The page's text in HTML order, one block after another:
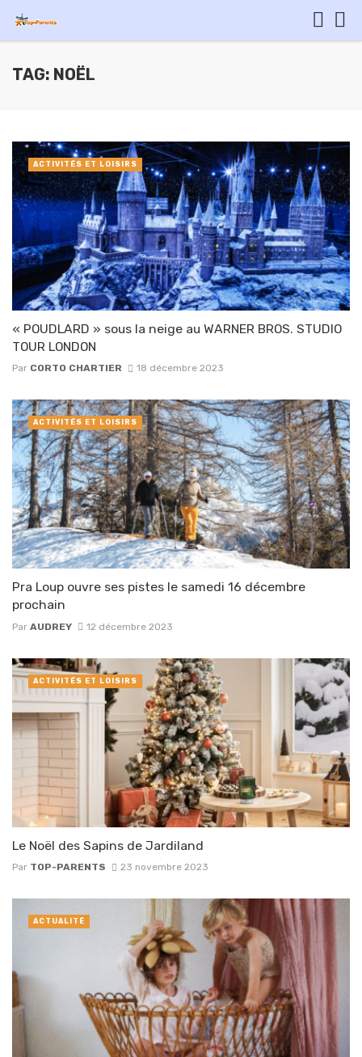
TAG: NOËL
« POUDLARD » sous la neige au WARNER BROS. STUDIO
TOUR LONDON
Par CORTO CHARTIER 18 décembre 2023
ACTIVITÉS ET LOISIRS
Pra Loup ouvre ses pistes le samedi 16 décembre
prochain
Par AUDREY 12 décembre 2023
ACTIVITÉS ET LOISIRS
Le Noël des Sapins de Jardiland
Par TOP-PARENTS 23 novembre 2023
ACTIVITÉS ET LOISIRS
ACTUALITÉ